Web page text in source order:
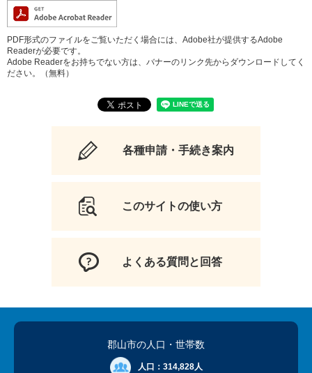
PDF形式のファイルをご覧いただく場合には、Adobe社が提供するAdobe
Readerが必要です。
Adobe Readerをお持ちでない方は、バナーのリンク先からダウンロードしてく
ださい。（無料）
各種申請・手続き案内
このサイトの使い方
よくある質問と回答
郡山市の人口 ・世帯数
人口： 314,828人